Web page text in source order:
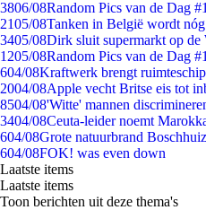
3806/08Random Pics van de Dag
2105/08Tanken in België wordt
3405/08Dirk sluit supermarkt op de
1205/08Random Pics van de Dag
604/08Kraftwerk brengt
2004/08Apple vecht Britse eis tot
8504/08'Witte' mannen
3404/08Ceuta-leider noemt
604/08Grote natuurbrand
604/08FOK! was even down
Laatste items
Laatste items
Toon berichten uit deze thema's